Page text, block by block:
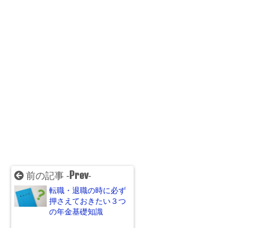
前の記事 -Prev-
転職・退職の時に必ず
押さえておきたい３つ
の年金基礎知識